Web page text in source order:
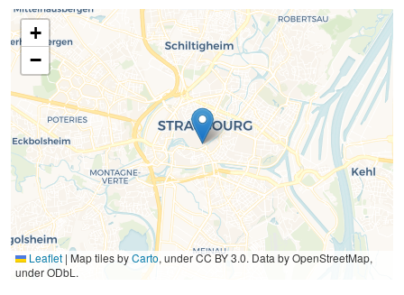
+
−
Leaflet | Map tiles byCarto, under CC BY 3.0. Data by OpenStreetMap,
under ODbL.